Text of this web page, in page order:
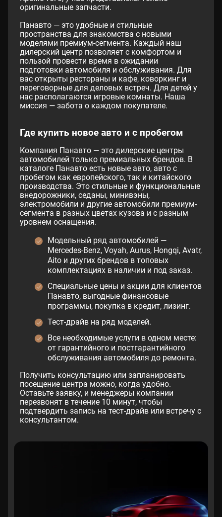
оригинальные запчасти.
Панавто — это удобные и стильные
пространства для знакомства с новыми
моделями премиум-сегмента. Каждый наш
дилерский центр позволяет с комфортом и
пользой провести время в ожидании
подготовки автомобиля и обслуживания. Для
вас открыты рестораны и кафе, коворкинг и
переговорные для деловых встреч. Для детей у
нас располагаются игровые комнаты. Наша
миссия — забота о каждом покупателе.
Где купить новое авто и с пробегом
Компания Панавто — это дилерские центры
автомобилей только премиальных брендов. В
каталоге Панавто есть новые авто, авто с
пробегом как европейского, так и китайского
производства. Это стильные и функциональные
внедорожники, седаны, минивэны,
электромобили и другие автомобили премиум-
сегмента в разных цветах кузова и с разным
уровнем оснащения.
Модельный ряд автомобилей —
Mercedes-Benz, Voyah, Aurus, Hongqi, Avatr,
Aito и других брендов в топовых
комплектациях в наличии и под заказ.
Специальные цены и акции для клиентов
Панавто, выгодные финансовые
программы, покупка в кредит, лизинг.
Тест-драйв на ряд моделей.
Все необходимые услуги в одном месте:
от гарантийного и постгарантийного
обслуживания автомобиля до ремонта.
Получить консультацию или запланировать
посещение центра можно, когда удобно.
Оставьте заявку, и менеджеры компании
перезвонят в течение 10 минут, чтобы
подтвердить запись на тест-драйв или встречу с
консультантом.